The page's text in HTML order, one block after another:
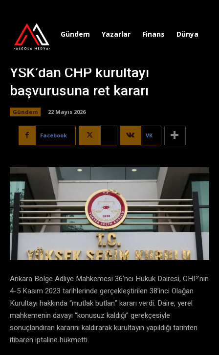
Gündem Yazarlar Finans Dünya
YSK’dan CHP kurultayı
başvurusuna ret kararı
Gündem 22 Mayıs 2026
Facebook VK
Ankara Bölge Adliye Mahkemesi 36’ncı Hukuk Dairesi, CHP’nin
4-5 Kasım 2023 tarihlerinde gerçekleştirilen 38’inci Olağan
Kurultayı hakkında “mutlak butlan” kararı verdi. Daire, yerel
mahkemenin davayı “konusuz kaldığı” gerekçesiyle
sonuçlandıran kararını kaldırarak kurultayın yapıldığı tarihten
itibaren iptaline hükmetti.